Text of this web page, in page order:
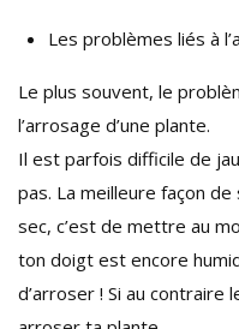
Les problèmes liés à
Le plus souvent, le
l’arrosage d’une plante.
Il est parfois difficile de
pas. La meilleure façon
sec, c’est de mettre au
ton doigt est encore
d’arroser ! Si au